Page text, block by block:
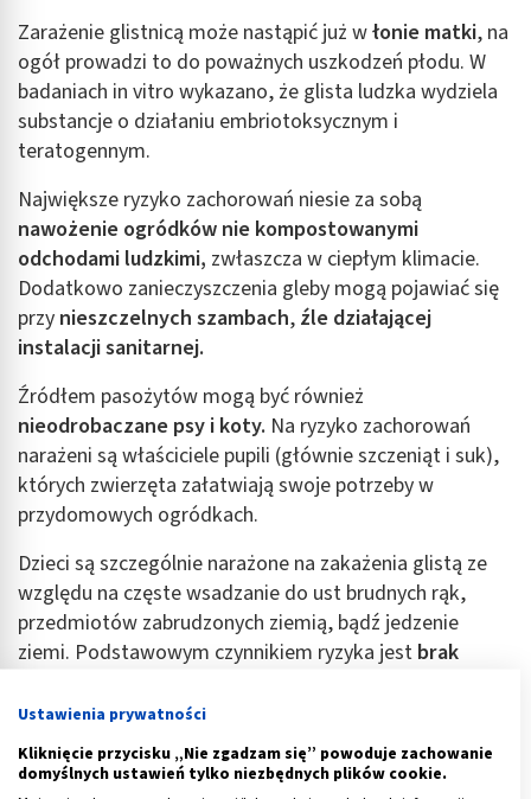
Zarażenie glistnicą może nastąpić już włonie matki, na
ogół prowadzi to do poważnych uszkodzeń płodu. W
badaniach in vitro wykazano, że glista ludzka wydziela
substancje o działaniu embriotoksycznym i
teratogennym.
Największe ryzyko zachorowań niesie za sobą
nawożenie ogródków nie kompostowanymi
odchodami ludzkimi, zwłaszcza w ciepłym klimacie.
Dodatkowo zanieczyszczenia gleby mogą pojawiać się
przy nieszczelnych szambach, źle działającej
instalacji sanitarnej.
Źródłem pasożytów mogą być również
nieodrobaczane psy i koty. Na ryzyko zachorowań
narażeni są właściciele pupili (głównie szczeniąt i suk),
których zwierzęta załatwiają swoje potrzeby w
przydomowych ogródkach.
Dzieci są szczególnie narażone na zakażenia glistą ze
względu na częste wsadzanie do ust brudnych rąk,
przedmiotów zabrudzonych ziemią, bądź jedzenie
ziemi. Podstawowym czynnikiem ryzyka jest brak
podczas przyrządzania posiłków
owoców przed spożyciem).
Reklama
Ustawienia prywatności
Kliknięcie przycisku „Nie zgadzam się” powoduje zachowanie
domyślnych ustawień tylko niezbędnych plików cookie.